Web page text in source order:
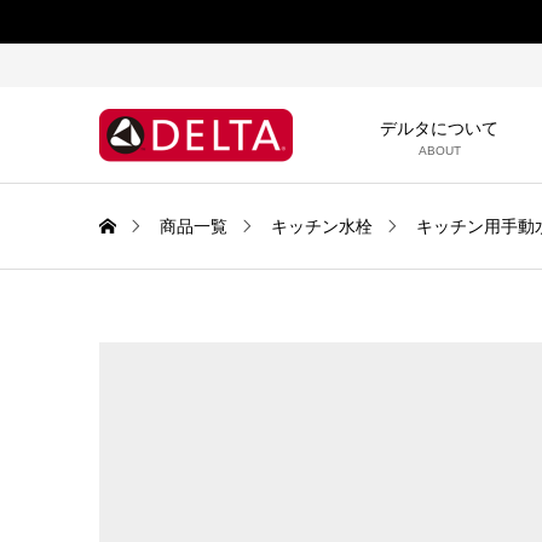
デルタについて
ABOUT
商品一覧 キッチン水栓 キッチン用手動